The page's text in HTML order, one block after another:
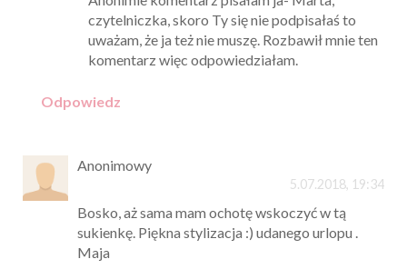
czytelniczka, skoro Ty się nie podpisałaś to
uważam, że ja też nie muszę. Rozbawił mnie ten
komentarz więc odpowiedziałam.
Odpowiedz
Anonimowy
5.07.2018, 19:34
Bosko, aż sama mam ochotę wskoczyć w tą
sukienkę. Piękna stylizacja :) udanego urlopu .
Maja